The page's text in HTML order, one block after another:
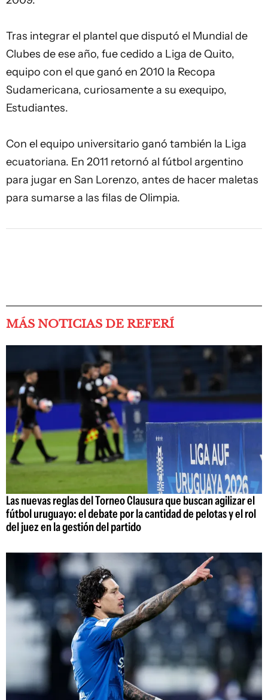
Tras integrar el plantel que disputó el Mundial de
Clubes de ese año, fue cedido a Liga de Quito,
equipo con el que ganó en 2010 la Recopa
Sudamericana, curiosamente a su exequipo,
Estudiantes.
Con el equipo universitario ganó también la Liga
ecuatoriana. En 2011 retornó al fútbol argentino
para jugar en San Lorenzo, antes de hacer maletas
para sumarse a las filas de Olimpia.
MÁS NOTICIAS DE REFERÍ
Las nuevas reglas del Torneo Clausura que buscan agilizar el
fútbol uruguayo: el debate por la cantidad de pelotas y el rol
del juez en la gestión del partido